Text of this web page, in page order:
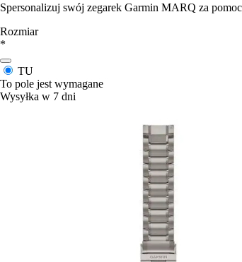
Spersonalizuj swój zegarek Garmin MARQ za
Rozmiar
*
TU
To pole jest wymagane
Wysyłka w 7 dni